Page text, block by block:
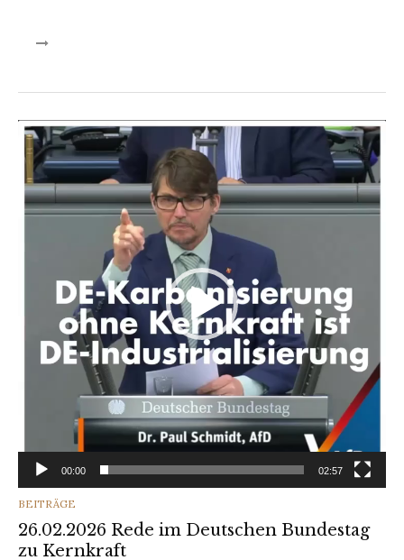
Video-
Player
00:00 02:57
CATEGORIES
BEITRÄGE
26.02.2026 Rede im Deutschen Bundestag
zu Kernkraft